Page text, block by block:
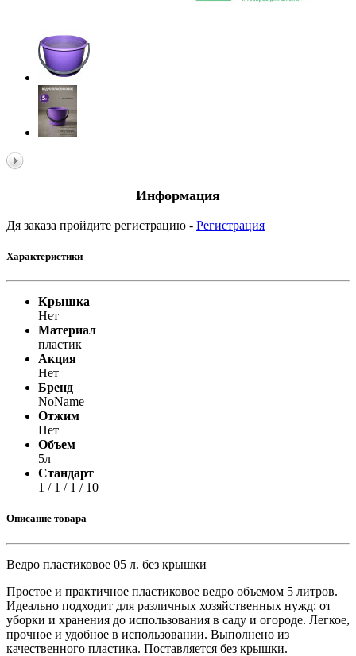
Информация
Дя заказа пройдите регистрацию - Регистрация
Характеристики
Крышка
Нет
Материал
пластик
Акция
Нет
Бренд
NoName
Отжим
Нет
Объем
5л
Стандарт
1 / 1 / 1 / 10
Описание товара
Ведро пластиковое 05 л. без крышки
Простое и практичное пластиковое ведро объемом 5 литров.
Идеально подходит для различных хозяйственных нужд: от
уборки и хранения до использования в саду и огороде. Легкое,
прочное и удобное в использовании. Выполнено из
качественного пластика. Поставляется без крышки.